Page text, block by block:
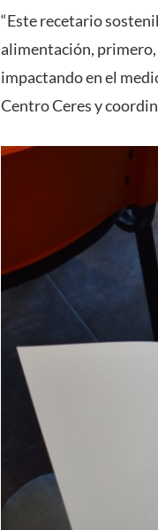
“Este recetario
alimentación, primero,
impactando en el
Centro Ceres y